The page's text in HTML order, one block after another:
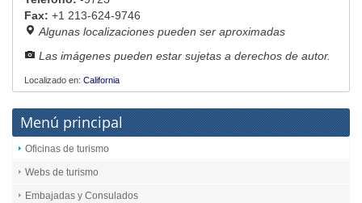
Fax: +1 213-624-9746
Algunas localizaciones pueden ser aproximadas
Las imágenes pueden estar sujetas a derechos de autor.
Localizado en: California
Menú principal
Oficinas de turismo
Webs de turismo
Embajadas y Consulados